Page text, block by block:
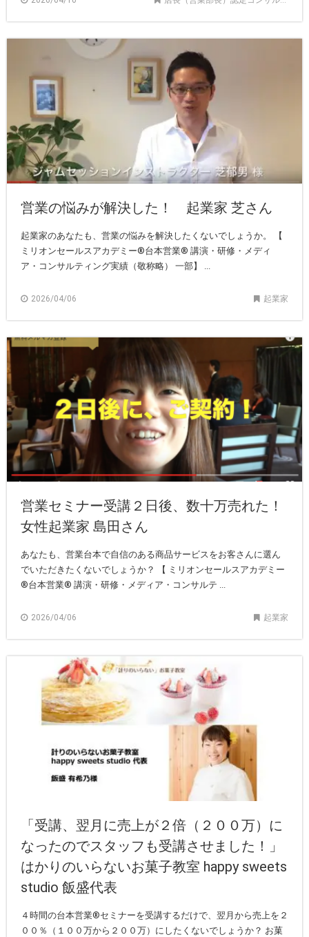
営業の悩みが解決した！ 起業家 芝さん
起業家のあなたも、営業の悩みを解決したくないでしょうか。 【
ミリオンセールスアカデミー®︎台本営業®︎ 講演・研修・メディ
ア・コンサルティング実績（敬称略） 一部】 ...
2026/04/06 起業家
営業セミナー受講２日後、数十万売れた！
女性起業家 島田さん
あなたも、営業台本で自信のある商品サービスをお客さんに選ん
でいただきたくないでしょうか？ 【 ミリオンセールスアカデミー
®︎台本営業®︎ 講演・研修・メディア・コンサルテ ...
2026/04/06 起業家
「受講、翌月に売上が２倍（２００万）に
なったのでスタッフも受講させました！」
はかりのいらないお菓子教室 happy sweets
studio 飯盛代表
４時間の台本営業®︎セミナーを受講するだけで、翌月から売上を２
００％（１００万から２００万）にしたくないでしょうか？ お菓